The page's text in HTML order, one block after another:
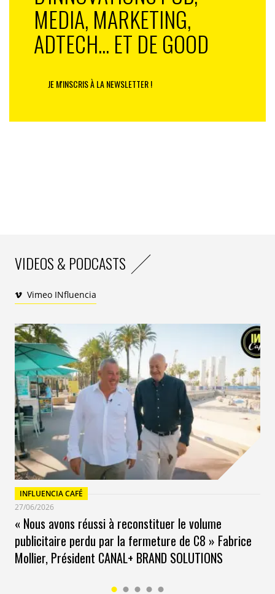
MEDIA, MARKETING,
ADTECH... ET DE GOOD
JE M'INSCRIS À LA NEWSLETTER !
VIDEOS & PODCASTS
Vimeo INfluencia
INFLUENCIA CAFÉ
27/06/2026
« Nous avons réussi à reconstituer le volume
publicitaire perdu par la fermeture de C8 » Fabrice
Mollier, Président CANAL+ BRAND SOLUTIONS